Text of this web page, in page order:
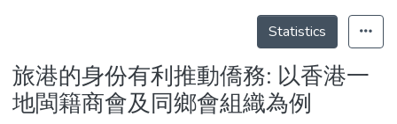
Statistics
旅港的身份有利推動僑務: 以香港一
地閩籍商會及同鄉會組織為例